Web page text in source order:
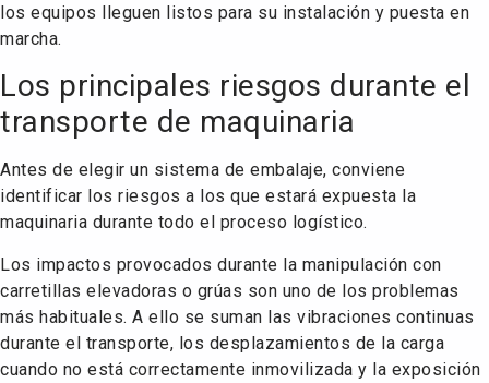
los equipos lleguen listos para su instalación y puesta en
marcha.
Los principales riesgos durante el
transporte de maquinaria
Antes de elegir un sistema de embalaje, conviene
identificar los riesgos a los que estará expuesta la
maquinaria durante todo el proceso logístico.
Los impactos provocados durante la manipulación con
carretillas elevadoras o grúas son uno de los problemas
más habituales. A ello se suman las vibraciones continuas
durante el transporte, los desplazamientos de la carga
cuando no está correctamente inmovilizada y la exposición